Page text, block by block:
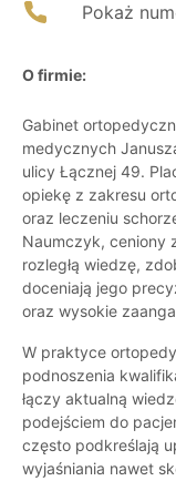
Pokaż
O firmie:
Gabinet
medycznych
ulicy Łącznej 49.
opiekę z zakresu
oraz leczeniu
Naumczyk, ceniony
rozległą wiedzę,
doceniają jego
oraz wysokie
W praktyce
podnoszenia
łączy aktualną
podejściem do
często podkreślają
wyjaśniania nawet